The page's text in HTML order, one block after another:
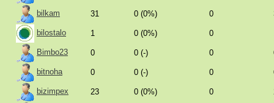
bilkam 31 0 (0%) 0
bilostalo 1 0 (0%) 0
Bimbo23 0 0 (-) 0
bitnoha 0 0 (-) 0
bizimpex 23 0 (0%) 0